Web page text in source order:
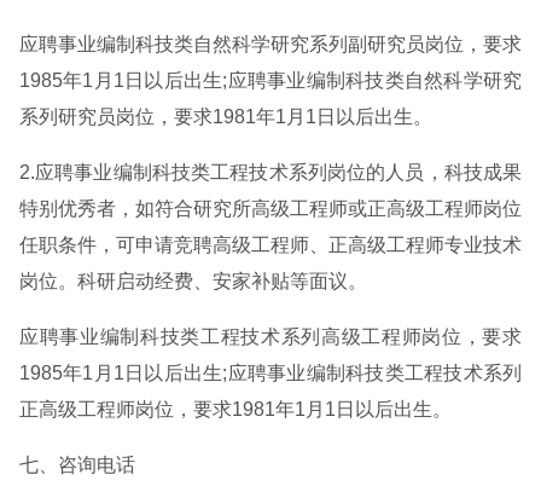
应聘事业编制科技类自然科学研究系列副研究员岗位，要求
1985年1月1日以后出生;应聘事业编制科技类自然科学研究
系列研究员岗位，要求1981年1月1日以后出生。
2.应聘事业编制科技类工程技术系列岗位的人员，科技成果
特别优秀者，如符合研究所高级工程师或正高级工程师岗位
任职条件，可申请竞聘高级工程师、正高级工程师专业技术
岗位。科研启动经费、安家补贴等面议。
应聘事业编制科技类工程技术系列高级工程师岗位，要求
1985年1月1日以后出生;应聘事业编制科技类工程技术系列
正高级工程师岗位，要求1981年1月1日以后出生。
七、咨询电话